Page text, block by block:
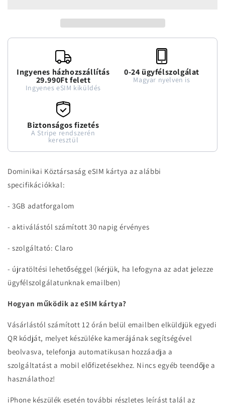
csökkentése
Ingyenes házhozszállítás
29.990Ft felett
Ingyenes eSIM kiküldés
0-24 ügyfélszolgálat
Magyar nyelven is
Biztonságos fizetés
A Stripe rendszerén
keresztül
Dominikai Köztársaság eSIM kártya az alábbi
specifikációkkal:
- 3GB adatforgalom
- aktiválástól számított 30 napig érvényes
- szolgáltató: Claro
- újratöltési lehetőséggel (kérjük, ha lefogyna az adat jelezze
ügyfélszolgálatunknak emailben)
Hogyan működik az eSIM kártya?
Vásárlástól számított 12 órán belül emailben elküldjük egyedi
QR kódját, melyet készüléke kamerájának segítségével
beolvasva, telefonja automatikusan hozzáadja a
szolgáltatást a mobil előfizetésekhez. Nincs egyéb teendője a
használathoz!
iPhone készülék esetén további részletes leírást talál az